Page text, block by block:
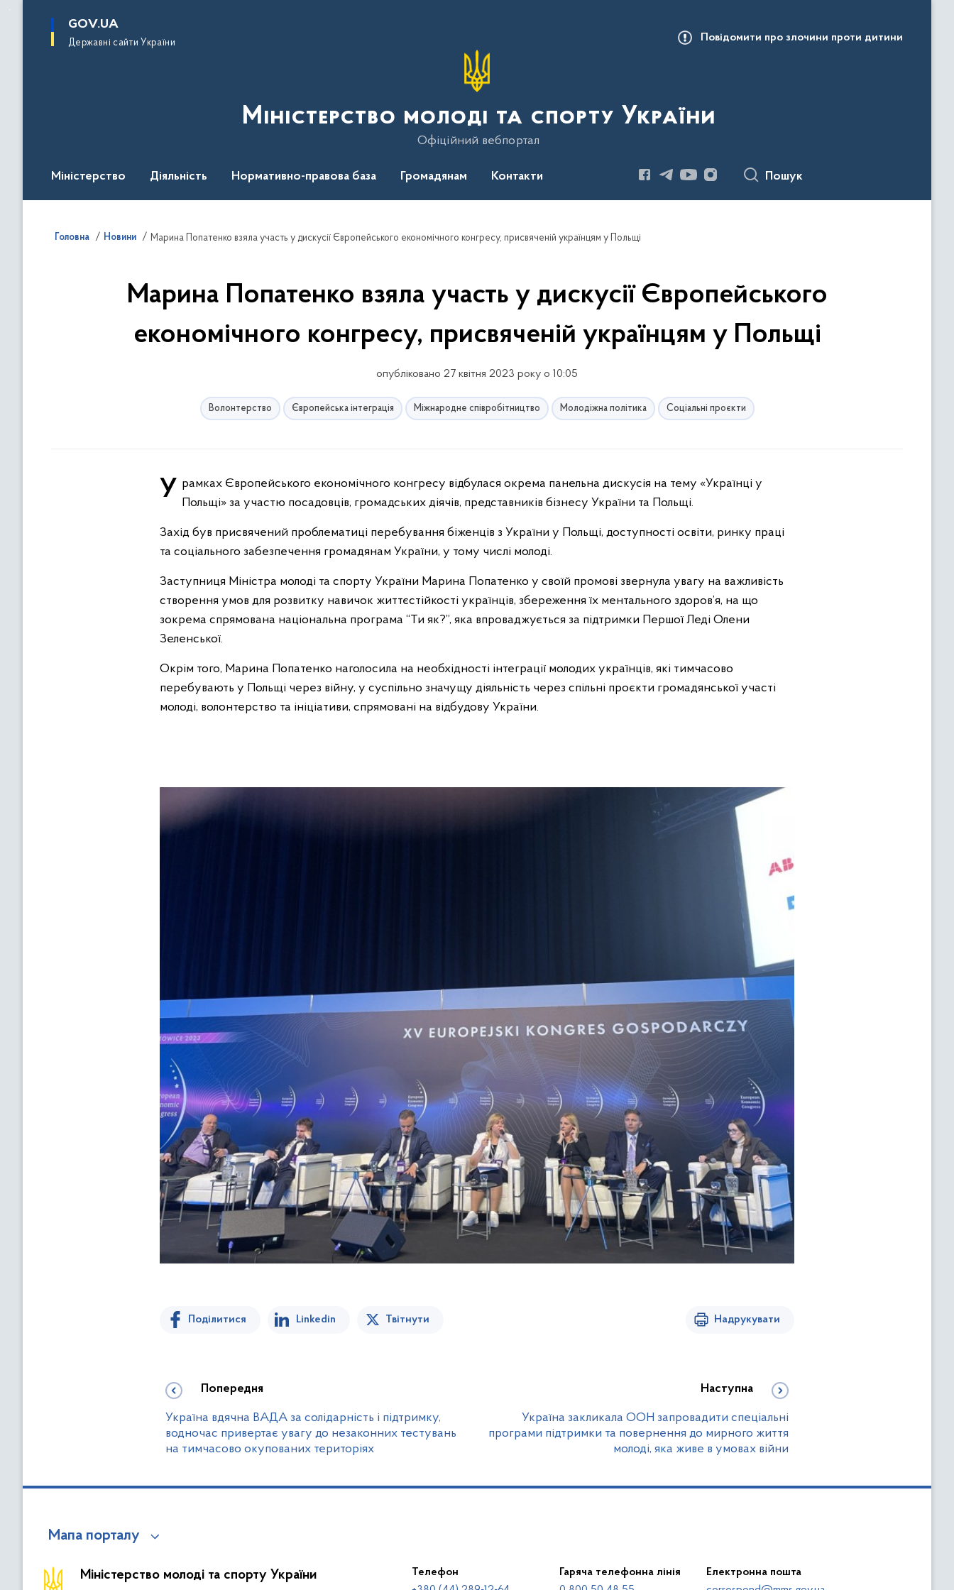
основного
GOV.UA
Державні сайти України Повідомити про злочини проти дитини
Міністерство молоді та спорту України
Офіційний вебпортал
Міністерство Діяльність Нормативно-правова база Громадянам Контакти Пошук
Головна Новини Марина Попатенко взяла участь у дискусії Європейського економічного конгресу, присвяченій українцям у Польщі
Марина Попатенко взяла участь у дискусії Європейського
економічного конгресу, присвяченій українцям у Польщі
опубліковано 27 квітня 2023 року о 10:05
Волонтерство Європейська інтеграція Міжнародне співробітництво Молодіжна політика Соціальні проєкти
У рамках Європейського економічного конгресу відбулася окрема панельна дискусія на тему «Українці у Польщі» за участю посадовців, громадських діячів, представників бізнесу України та Польщі.
Захід був присвячений проблематиці перебування біженців з України у Польщі, доступності освіти, ринку праці
та соціального забезпечення громадянам України, у тому числі молоді.
Заступниця Міністра молоді та спорту України Марина Попатенко у своїй промові звернула увагу на важливість
створення умов для розвитку навичок життєстійкості українців, збереження їх ментального здоров’я, на що
зокрема спрямована національна програма “Ти як?”, яка впроваджується за підтримки Першої Леді Олени
Зеленської.
Окрім того, Марина Попатенко наголосила на необхідності інтеграції молодих українців, які тимчасово
перебувають у Польщі через війну, у суспільно значущу діяльність через спільні проєкти громадянської участі
молоді, волонтерство та ініціативи, спрямовані на відбудову України.
Поділитися Linkedin Твітнути Надрукувати
Попередня
Україна вдячна ВАДА за солідарність і підтримку,
водночас привертає увагу до незаконних тестувань
на тимчасово окупованих територіях
Наступна
Україна закликала ООН запровадити спеціальні
програми підтримки та повернення до мирного життя
молоді, яка живе в умовах війни
Мапа порталу
Міністерство молоді та спорту України
Телефон
Гаряча телефонна лінія
Електронна пошта